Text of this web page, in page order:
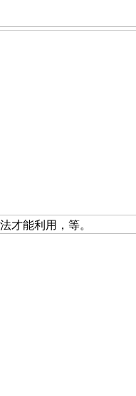
才能利用，等。